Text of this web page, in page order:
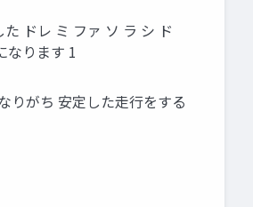
ドレ ミ ファ ソ ラ シ ド
なります 1
りがち 安定した走行をする